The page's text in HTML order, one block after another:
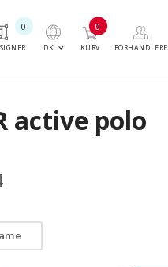
0
DK keyboard_arrow_down KURV
0
FORHANDLERE
active polo